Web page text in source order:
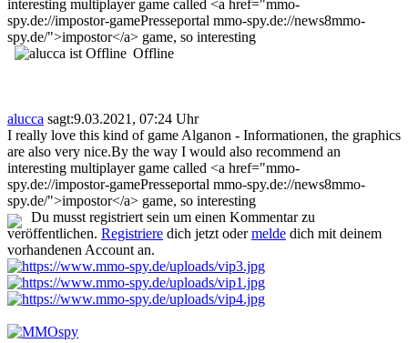
interesting multiplayer game called <a href="mmo-
spy.de://impostor-gamePresseportal mmo-spy.de://news8mmo-
spy.de/">impostor</a> game, so interesting
Offline
alucca sagt:9.03.2021, 07:24 Uhr
I really love this kind of game Alganon - Informationen, the graphics
are also very nice.By the way I would also recommend an
interesting multiplayer game called <a href="mmo-
spy.de://impostor-gamePresseportal mmo-spy.de://news8mmo-
spy.de/">impostor</a> game, so interesting
Du musst registriert sein um einen Kommentar zu
veröffentlichen. Registriere dich jetzt odermelde dich mit deinem
vorhandenen Account an.